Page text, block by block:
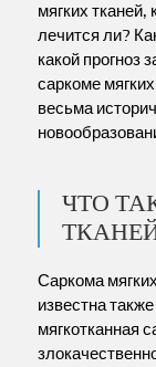
мягких тканей,
лечится ли?
какой прогноз
саркоме
весьма
ЧТО
Саркома
известна
мягкотканная